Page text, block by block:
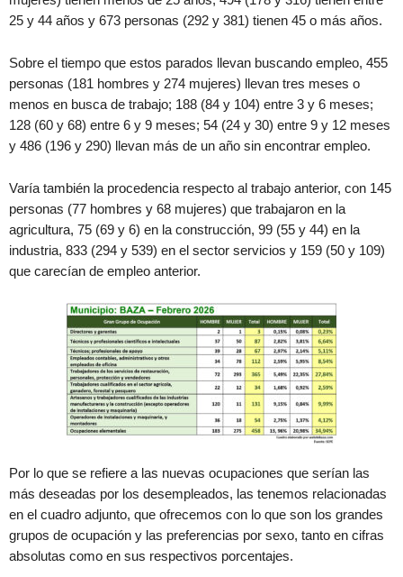
25 y 44 años y 673 personas (292 y 381) tienen 45 o más años.
Sobre el tiempo que estos parados llevan buscando empleo, 455
personas (181 hombres y 274 mujeres) llevan tres meses o
menos en busca de trabajo; 188 (84 y 104) entre 3 y 6 meses;
128 (60 y 68) entre 6 y 9 meses; 54 (24 y 30) entre 9 y 12 meses
y 486 (196 y 290) llevan más de un año sin encontrar empleo.
Varía también la procedencia respecto al trabajo anterior, con 145
personas (77 hombres y 68 mujeres) que trabajaron en la
agricultura, 75 (69 y 6) en la construcción, 99 (55 y 44) en la
industria, 833 (294 y 539) en el sector servicios y 159 (50 y 109)
que carecían de empleo anterior.
Por lo que se refiere a las nuevas ocupaciones que serían las
más deseadas por los desempleados, las tenemos relacionadas
en el cuadro adjunto, que ofrecemos con lo que son los grandes
grupos de ocupación y las preferencias por sexo, tanto en cifras
absolutas como en sus respectivos porcentajes.